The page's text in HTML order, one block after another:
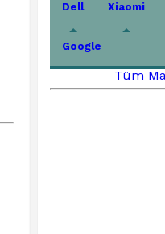
Dell Xiaomi
Google
Tüm